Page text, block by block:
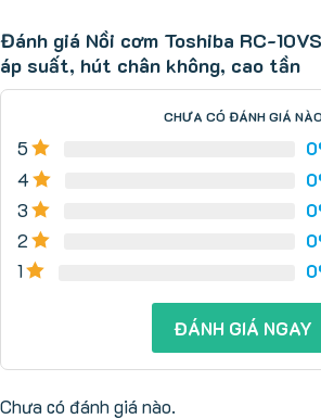
Đánh giá Nồi cơm Toshiba RC-
áp suất, hút chân không, cao tần
CHƯA CÓ ĐÁNH GIÁ
5
4
3
2
1
ĐÁNH GIÁ NGAY
Chưa có đánh giá nào.